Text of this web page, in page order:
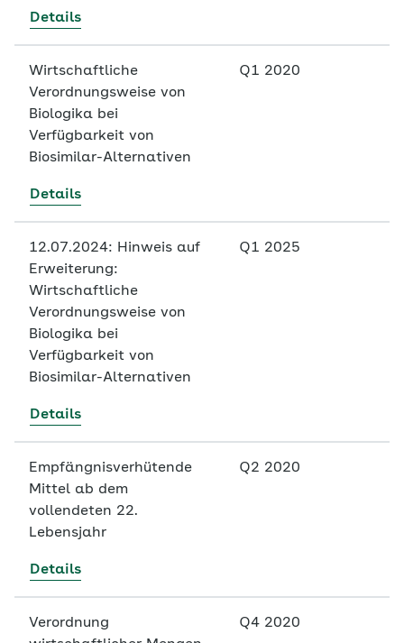
Details
Wirtschaftliche
Verordnungsweise von
Biologika bei
Verfügbarkeit von
Biosimilar-Alternativen
Details
Q1 2020
12.07.2024: Hinweis auf
Erweiterung:
Wirtschaftliche
Verordnungsweise von
Biologika bei
Verfügbarkeit von
Biosimilar-Alternativen
Details
Q1 2025
Empfängnisverhütende
Mittel ab dem
vollendeten 22.
Lebensjahr
Details
Q2 2020
Verordnung
Q4 2020